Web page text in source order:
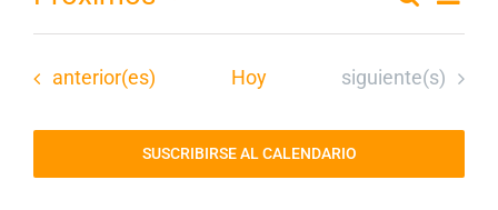
de
de
de
Lista
Selecciona
fecha.
Eventos
anterior(es) Hoy Eventos
siguiente(s)
SUSCRIBIRSE AL CALENDARIO